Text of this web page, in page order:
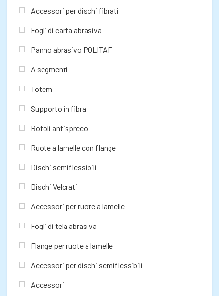
Accessori per dischi fibrati
Fogli di carta abrasiva
Panno abrasivo POLITAF
A segmenti
Totem
Supporto in fibra
Rotoli antispreco
Ruote a lamelle con flange
Dischi semiflessibili
Dischi Velcrati
Accessori per ruote a lamelle
Fogli di tela abrasiva
Flange per ruote a lamelle
Accessori per dischi semiflessibili
Accessori